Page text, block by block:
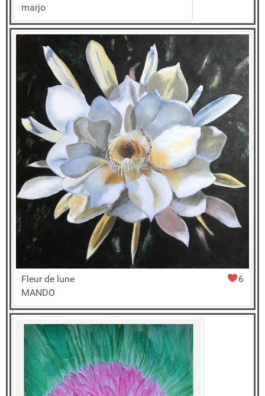
marjo
6
Fleur de lune
MANDO